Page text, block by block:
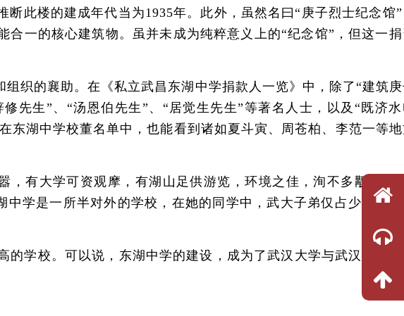
此楼的建成年代当为1935年。此外，虽然名曰“庚子烈士纪念馆
一的核心建筑物。虽并未成为纯粹意义上的“纪念馆”，但这一
的襄助。在《私立武昌东湖中学捐款人一览》中，除了“建筑
先生”、“汤恩伯先生”、“居觉生先生”等著名人士，以及“既济
东湖中学校董名单中，也能看到诸如夏斗寅、周苍柏、李范一等
有大学可资观摩，有湖山足供游览，环境之佳，洵不多觏”。
学是一所半对外的学校，在她的同学中，武大子弟仅占少数，
学校。可以说，东湖中学的建设，成为了武汉大学与武汉、湖